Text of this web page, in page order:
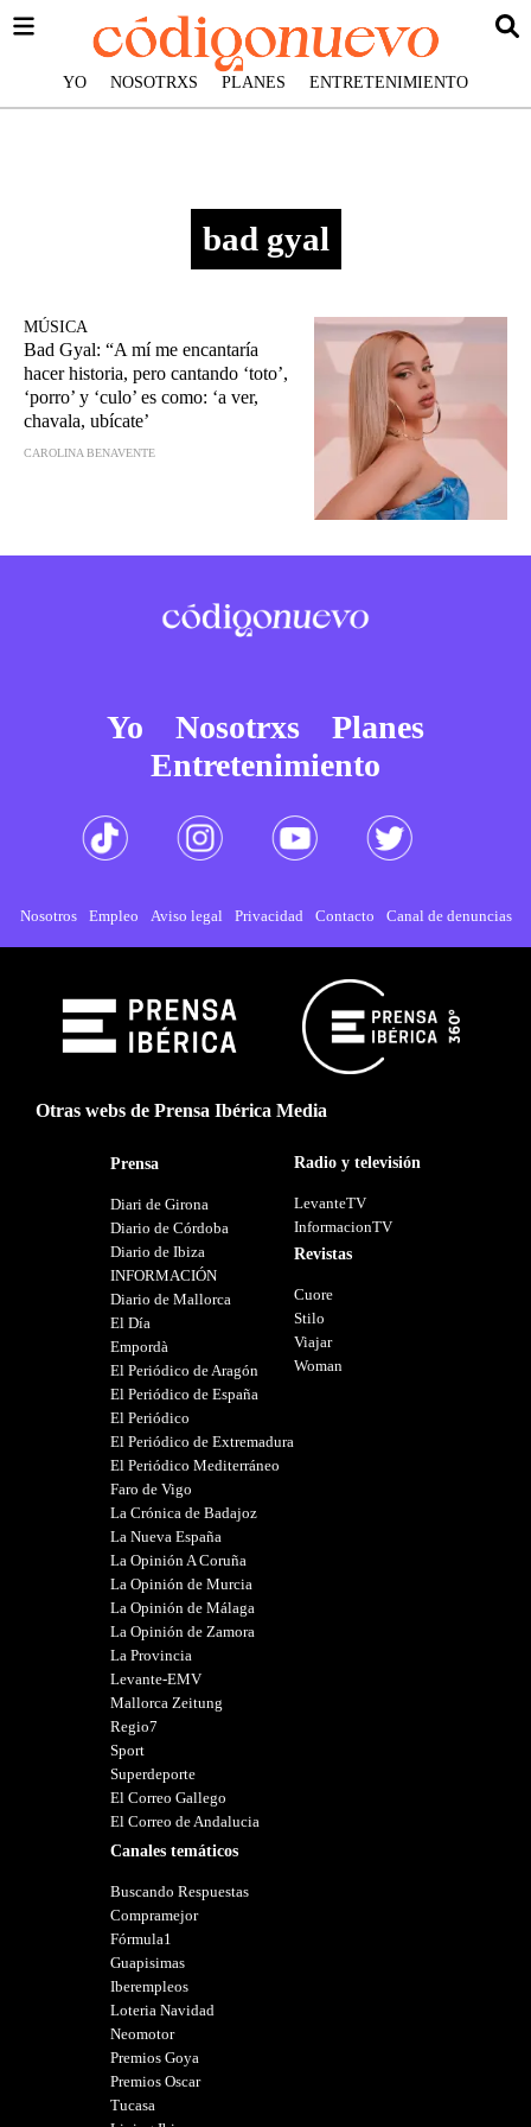
YO NOSOTRXS PLANES ENTRETENIMIENTO
bad gyal
MÚSICA
Bad Gyal: “A mí me encantaría
hacer historia, pero cantando ‘toto’,
‘porro’ y ‘culo’ es como: ‘a ver,
chavala, ubícate’
CAROLINA BENAVENTE
Yo Nosotrxs
Planes
Entretenimiento
Nosotros Empleo Aviso legal Privacidad Contacto Canal de denuncias
Otras webs de Prensa Ibérica Media
Prensa
Diari de Girona
Diario de Córdoba
Diario de Ibiza
INFORMACIÓN
Diario de Mallorca
El Día
Empordà
El Periódico de Aragón
El Periódico de España
El Periódico
El Periódico de Extremadura
El Periódico Mediterráneo
Faro de Vigo
La Crónica de Badajoz
La Nueva España
La Opinión A Coruña
La Opinión de Murcia
La Opinión de Málaga
La Opinión de Zamora
La Provincia
Levante-EMV
Mallorca Zeitung
Regio7
Sport
Superdeporte
El Correo Gallego
El Correo de Andalucia
Canales temáticos
Buscando Respuestas
Compramejor
Fórmula1
Guapisimas
Iberempleos
Loteria Navidad
Neomotor
Premios Goya
Premios Oscar
Tucasa
Radio y televisión
LevanteTV
InformacionTV
Revistas
Cuore
Stilo
Viajar
Woman